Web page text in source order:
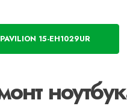
15-EH1029UR